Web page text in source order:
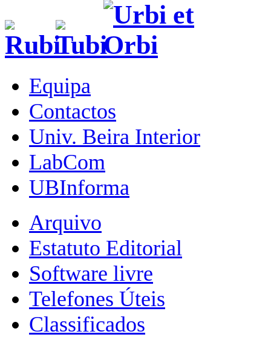
Equipa
Contactos
Univ. Beira Interior
LabCom
UBInforma
Arquivo
Estatuto Editorial
Software livre
Telefones Úteis
Classificados